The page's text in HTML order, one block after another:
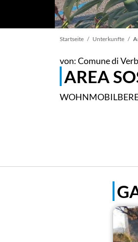
Startseite Unterkunfte
von: Comune di
AREA